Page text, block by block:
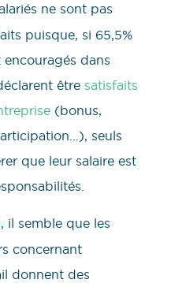
ne sont pas
puisque, si 65,5%
dans
être satisfaits
(bonus,
seuls
que leur salaire est
, il semble que les
concernant
donnent des